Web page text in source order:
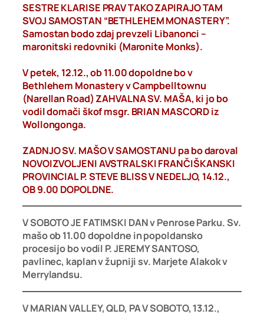
SESTRE KLARISE PRAV TAKO ZAPIRAJO TAM
SVOJ SAMOSTAN “BETHLEHEM MONASTERY”.
Samostan bodo zdaj prevzeli Libanonci –
maronitski redovniki (Maronite Monks).
V petek, 12.12., ob 11.00 dopoldne bo v
Bethlehem Monastery v Campbelltownu
(Narellan Road) ZAHVALNA SV. MAŠA, ki jo bo
vodil domači škof msgr. BRIAN MASCORD iz
Wollongonga.
ZADNJO SV. MAŠO V SAMOSTANU pa bo daroval
NOVOIZVOLJENI AVSTRALSKI FRANČIŠKANSKI
PROVINCIAL P. STEVE BLISS V NEDELJO, 14.12.,
OB 9.00 DOPOLDNE.
V SOBOTO JE FATIMSKI DAN v Penrose Parku. Sv.
mašo ob 11.00 dopoldne in popoldansko
procesijo bo vodil P. JEREMY SANTOSO,
pavlinec, kaplan v župniji sv. Marjete Alakok v
Merrylandsu.
V MARIAN VALLEY, QLD, PA V SOBOTO, 13.12.,